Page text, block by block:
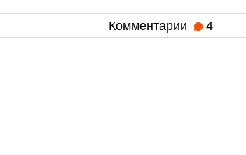
Комментарии 4